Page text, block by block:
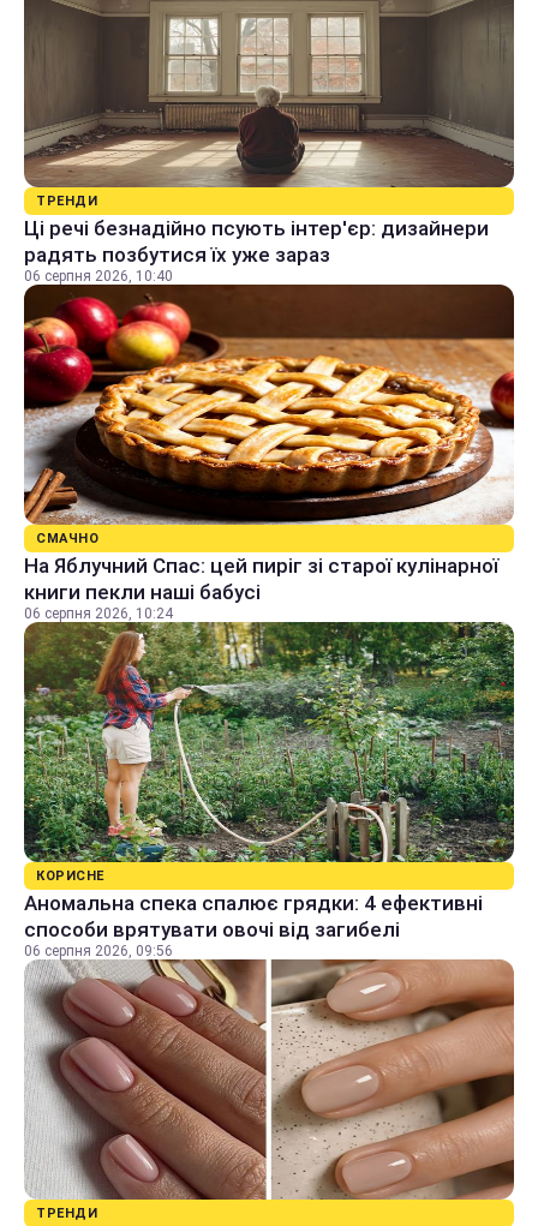
ТРЕНДИ
Ці речі безнадійно псують інтер'єр: дизайнери
радять позбутися їх уже зараз
06 серпня 2026, 10:40
СМАЧНО
На Яблучний Спас: цей пиріг зі старої кулінарної
книги пекли наші бабусі
06 серпня 2026, 10:24
КОРИСНЕ
Аномальна спека спалює грядки: 4 ефективні
способи врятувати овочі від загибелі
06 серпня 2026, 09:56
ТРЕНДИ